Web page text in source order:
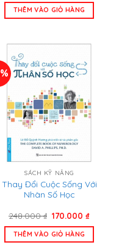
là:
239.000 ₫.
THÊM VÀO GIỎ HÀNG
SÁCH KỸ NĂNG
Thay Đổi Cuộc Sống Với
Nhân Số Học
248.000₫ Giá
là:
248.000 ₫.
170.000₫Giá
tại
THÊM VÀO GIỎ HÀNG